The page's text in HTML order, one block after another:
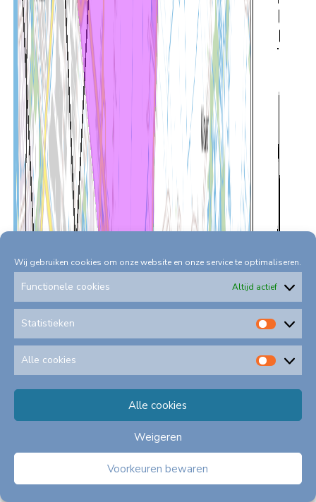
Wij gebruiken cookies om onze website en onze service te optimaliseren.
Functionele cookies Altijd actief
Statistieken
Alle cookies
Alle
Alle cookies
Weigeren
Voorkeuren bewaren